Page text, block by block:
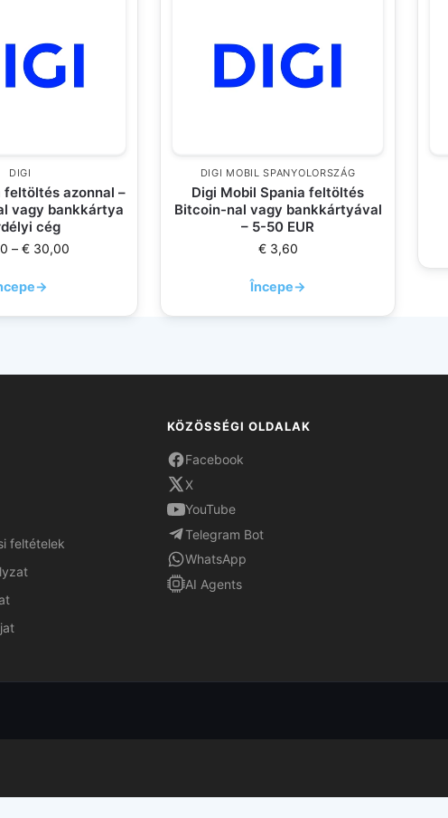
DIGI
feltöltés azonnal –
vagy bankkártya
cég
– €30,00
→
DIGI MOBIL SPANYOLORSZÁG
Digi Mobil Spania feltöltés
Bitcoin-nal vagy bankkártyával
– 5-50 EUR
€3,60
Începe→
feltételek
KÖZÖSSÉGI OLDALAK
Facebook
X
YouTube
Telegram Bot
WhatsApp
AI Agents